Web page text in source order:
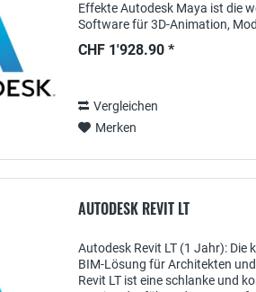
Effekte Autodesk Maya ist die
Software für 3D-Animation,
CHF 1'928.90 *
Vergleichen
Merken
AUTODESK REVIT LT
Autodesk Revit LT (1 Jahr): Die
BIM-Lösung für Architekten
Revit LT ist eine schlanke und